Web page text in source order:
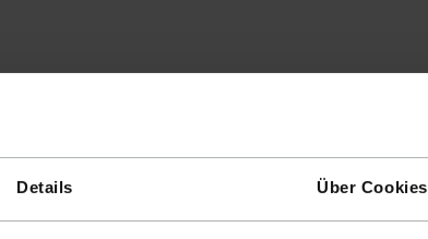
Details Über Cookies